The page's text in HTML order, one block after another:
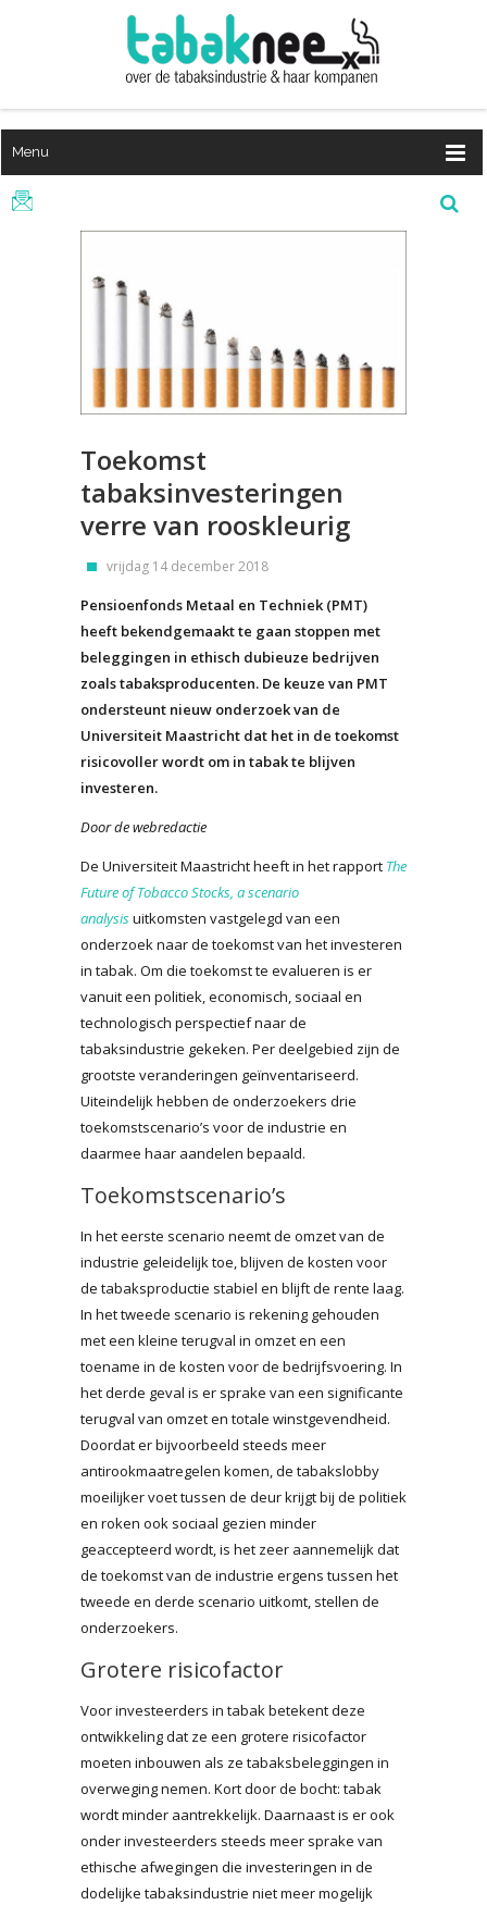
Menu
Toekomst
tabaksinvesteringen
verre van rooskleurig
vrijdag 14 december 2018
Pensioenfonds Metaal en Techniek (PMT)
heeft bekendgemaakt te gaan stoppen met
beleggingen in ethisch dubieuze bedrijven
zoals tabaksproducenten. De keuze van PMT
ondersteunt nieuw onderzoek van de
Universiteit Maastricht dat het in de toekomst
risicovoller wordt om in tabak te blijven
investeren.
Door de webredactie
De Universiteit Maastricht heeft in het rapport The
Future of Tobacco Stocks, a scenario
analysisuitkomsten vastgelegd van een
onderzoek naar de toekomst van het investeren
in tabak. Om die toekomst te evalueren is er
vanuit een politiek, economisch, sociaal en
technologisch perspectief naar de
tabaksindustrie gekeken. Per deelgebied zijn de
grootste veranderingen geïnventariseerd.
Uiteindelijk hebben de onderzoekers drie
toekomstscenario’s voor de industrie en
daarmee haar aandelen bepaald.
Toekomstscenario’s
In het eerste scenario neemt de omzet van de
industrie geleidelijk toe, blijven de kosten voor
de tabaksproductie stabiel en blijft de rente laag.
In het tweede scenario is rekening gehouden
met een kleine terugval in omzet en een
toename in de kosten voor de bedrijfsvoering. In
het derde geval is er sprake van een significante
terugval van omzet en totale winstgevendheid.
Doordat er bijvoorbeeld steeds meer
antirookmaatregelen komen, de tabakslobby
moeilijker voet tussen de deur krijgt bij de politiek
en roken ook sociaal gezien minder
geaccepteerd wordt, is het zeer aannemelijk dat
de toekomst van de industrie ergens tussen het
tweede en derde scenario uitkomt, stellen de
onderzoekers.
Grotere risicofactor
Voor investeerders in tabak betekent deze
ontwikkeling dat ze een grotere risicofactor
moeten inbouwen als ze tabaksbeleggingen in
overweging nemen. Kort door de bocht: tabak
wordt minder aantrekkelijk. Daarnaast is er ook
onder investeerders steeds meer sprake van
ethische afwegingen die investeringen in de
dodelijke tabaksindustrie niet meer mogelijk